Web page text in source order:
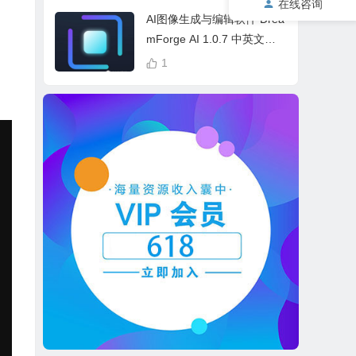
AI图像生成与编辑软件 Drea
mForge AI 1.0.7 中英文多
语言 Win 本地离线运行
1
在线咨询